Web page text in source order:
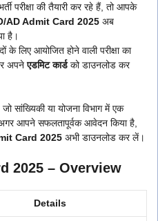
परीक्षा की तैयारी कर रहे हैं, तो आपके
AD Admit Card 2025 अब
है।
लिए आयोजित होने वाली परीक्षा का
अपनेएडमिट कार्डको डाउनलोड कर
सांख्यिकी या योजना विभाग में एक
अगर आपने सफलतापूर्वक आवेदन किया है,
Card 2025 अभी डाउनलोड कर लें।
2025 – Overview
Details